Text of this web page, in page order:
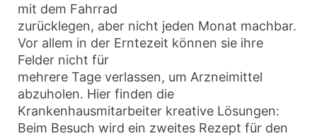
mit dem Fahrrad
zurücklegen, aber nicht jeden Monat machbar.
Vor allem in der Erntezeit können sie ihre
Felder nicht für
mehrere Tage verlassen, um Arzneimittel
abzuholen. Hier finden die
Krankenhausmitarbeiter kreative Lösungen:
Beim Besuch wird ein zweites Rezept für den